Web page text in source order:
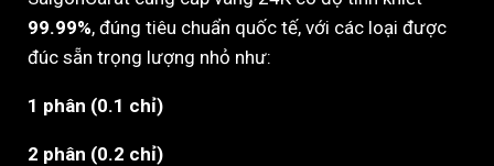
99.99%, đúng tiêu chuẩn quốc tế, với các loại được
đúc sẵn trọng lượng nhỏ như:
1 phân (0.1 chỉ)
2 phân (0.2 chỉ)